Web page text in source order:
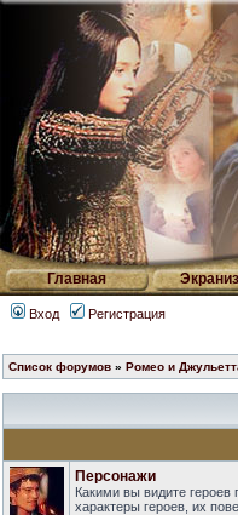
Главная
Вход Регистрация
Список форумов » Ромео и
Персонажи
Какими вы видите
характеры героев, их